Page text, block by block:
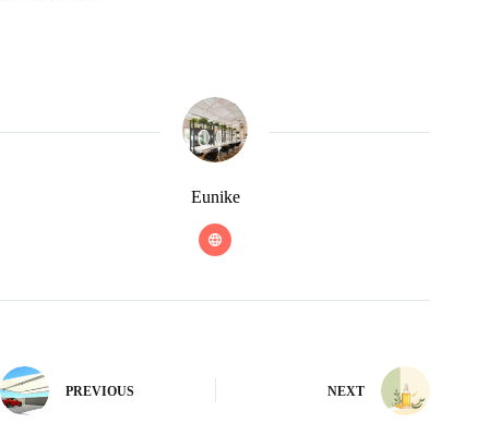
Eunike
PREVIOUS NEXT